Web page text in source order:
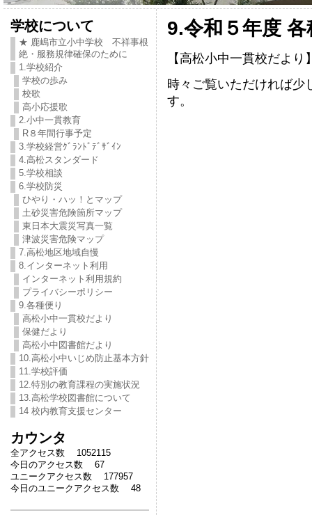
学校について
★ 鹿嶋市立小中学校 不祥事根
絶・服務規律確保のために
1.学校紹介
学校の歩み
校歌
高小応援歌
2.小中一貫教育
R８年間行事予定
3.学校経営ｸﾞﾗﾝﾄﾞﾃﾞｻﾞｲﾝ
4.高松スタンダード
5.学校相談
6.学校防災
ひやり・ハッ！とマップ
土砂災害危険箇所マップ
東日本大震災写真一覧
津波災害危険マップ
7.高松地区地域自慢
8.インターネット利用
インターネット利用規約
プライバシーポリシー
9.各種便り
高松小中一貫校だより
保健だより
高松小中図書館だより
10.高松小中いじめ防止基本方針
11.学校評価
12.特別の教育課程の実施状況
13.高松学校図書館について
14 校内教育支援センター
カウンタ
全アクセス数 1052115
今日のアクセス数 67
ユニークアクセス数 177957
今日のユニークアクセス数 48
9.令和５年度 各
【高松小中一貫校だよ
時々ご覧いただければ少
す。